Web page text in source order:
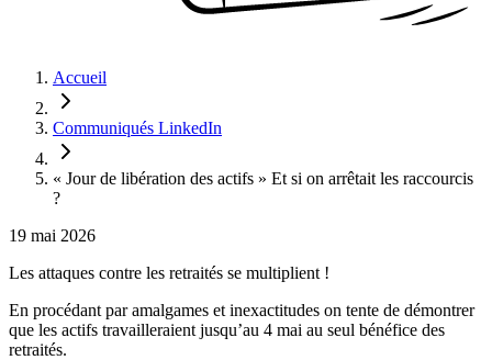
Accueil
Communiqués LinkedIn
« Jour de libération des actifs » Et si on arrêtait les raccourcis
?
19 mai 2026
Les attaques contre les retraités se multiplient !
En procédant par amalgames et inexactitudes on tente de démontrer
que les actifs travailleraient jusqu’au 4 mai au seul bénéfice des
retraités.